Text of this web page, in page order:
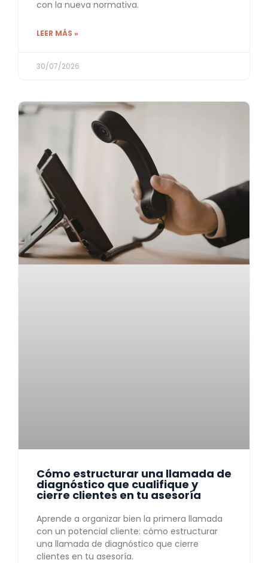
con la nueva normativa.
LEER MÁS »
30/07/2026
Cómo estructurar una llamada de
diagnóstico que cualifique y
cierre clientes en tu asesoría
Aprende a organizar bien la primera llamada
con un potencial cliente: cómo estructurar
una llamada de diagnóstico que cierre
clientes en tu asesoría.